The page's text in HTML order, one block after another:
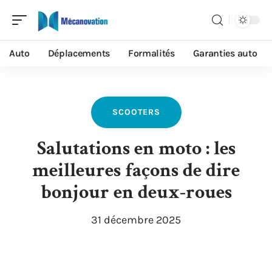
Auto Déplacements Formalités Garanties auto
SCOOTERS
Salutations en moto : les
meilleures façons de dire
bonjour en deux-roues
31 décembre 2025